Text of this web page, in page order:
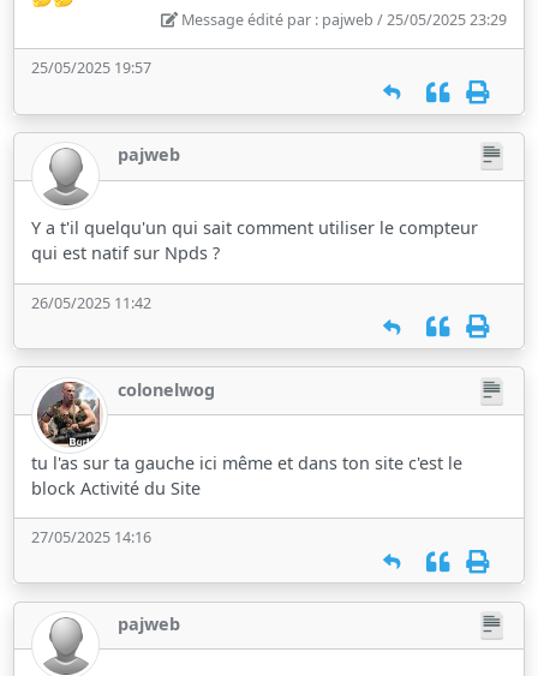
Message édité par : pajweb / 25/05/2025 23:29
25/05/2025 19:57
pajweb
Y a t'il quelqu'un qui sait comment utiliser le compteur
qui est natif sur Npds ?
26/05/2025 11:42
colonelwog
tu l'as sur ta gauche ici même et dans ton site c'est le
block Activité du Site
27/05/2025 14:16
pajweb